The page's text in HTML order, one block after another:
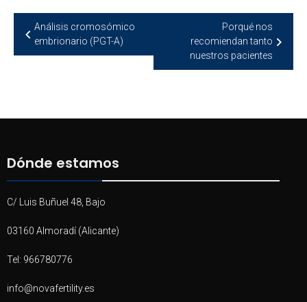
Navegación
Análisis cromosómico
embrionario (PGT-A)
Porqué nos
recomiendan tanto
nuestros pacientes
Dónde estamos
C/ Luis Buñuel 48, Bajo
03160 Almoradí (Alicante)
Tel: 966780776
info@novafertility.es